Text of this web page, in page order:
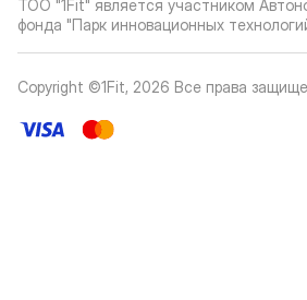
ТОО "1Fit" является участником
фонда "Парк инновационных
Copyright ©1Fit, 2026 Все права